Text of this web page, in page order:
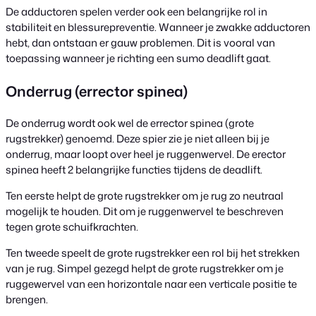
De adductoren spelen verder ook een belangrijke rol in
stabiliteit en blessurepreventie. Wanneer je zwakke adductoren
hebt, dan ontstaan er gauw problemen. Dit is vooral van
toepassing wanneer je richting een sumo deadlift gaat.
Onderrug (errector spinea)
De onderrug wordt ook wel de errector spinea (grote
rugstrekker) genoemd. Deze spier zie je niet alleen bij je
onderrug, maar loopt over heel je ruggenwervel. De erector
spinea heeft 2 belangrijke functies tijdens de deadlift.
Ten eerste helpt de grote rugstrekker om je rug zo neutraal
mogelijk te houden. Dit om je ruggenwervel te beschreven
tegen grote schuifkrachten.
Ten tweede speelt de grote rugstrekker een rol bij het strekken
van je rug. Simpel gezegd helpt de grote rugstrekker om je
ruggewervel van een horizontale naar een verticale positie te
brengen.